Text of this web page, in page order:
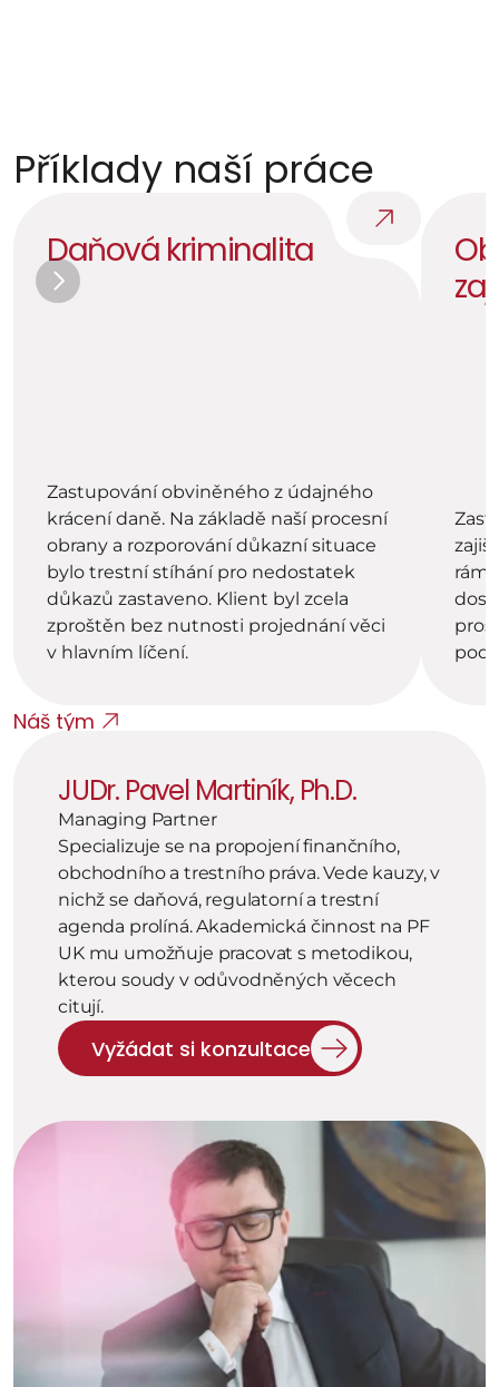
Příklady naší práce
Daňová kriminalita
Zastupování obviněného z údajného
krácení daně. Na základě naší procesní
obrany a rozporování důkazní situace
bylo trestní stíhání pro nedostatek
důkazů zastaveno. Klient byl zcela
zproštěn bez nutnosti projednání věci
v hlavním líčení.
Náš tým
JUDr. Pavel Martiník, Ph.D.
Managing Partner
Specializuje se na propojení finančního,
obchodního a trestního práva. Vede kauzy, v
nichž se daňová, regulatorní a trestní
agenda prolíná. Akademická činnost na PF
UK mu umožňuje pracovat s metodikou,
kterou soudy v odůvodněných věcech
citují.
Vyžádat si konzultace